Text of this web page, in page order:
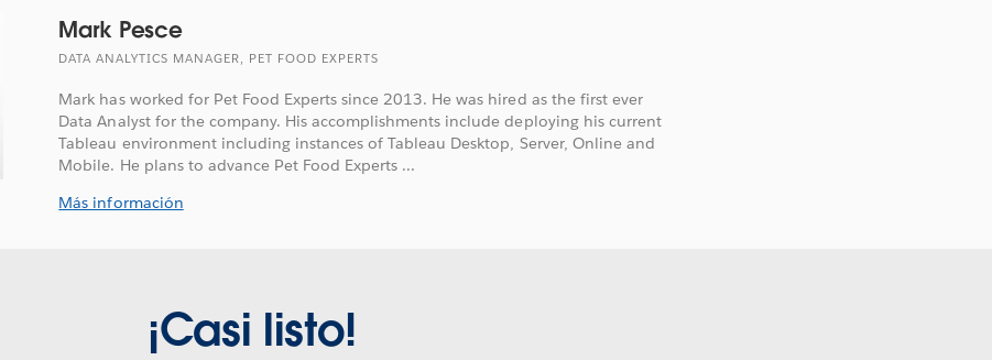
Mark Pesce
DATA ANALYTICS MANAGER, PET FOOD EXPERTS
Mark has worked for Pet Food Experts since 2013. He was hired as the first ever
Data Analyst for the company. His accomplishments include deploying his current
Tableau environment including instances of Tableau Desktop, Server, Online and
Mobile. He plans to advance Pet Food Experts ...
Más información
¡Casi listo!